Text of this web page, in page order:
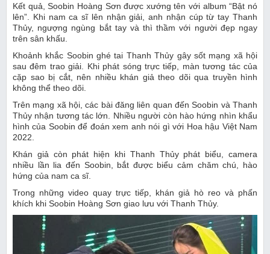
Kết quả, Soobin Hoàng Sơn được xướng tên với album “Bật nó
lên”. Khi nam ca sĩ lên nhận giải, anh nhận cúp từ tay Thanh
Thủy, ngượng ngùng bắt tay và thì thầm với người đẹp ngay
trên sân khấu.
Khoảnh khắc Soobin ghé tai Thanh Thủy gây sốt mạng xã hội
sau đêm trao giải. Khi phát sóng trực tiếp, màn tương tác của
cặp sao bị cắt, nên nhiều khán giả theo dõi qua truyền hình
không thể theo dõi.
Trên mạng xã hội, các bài đăng liên quan đến Soobin và Thanh
Thủy nhận tương tác lớn. Nhiều người còn hào hứng nhìn khẩu
hình của Soobin để đoán xem anh nói gì với Hoa hậu Việt Nam
2022.
Khán giả còn phát hiện khi Thanh Thủy phát biểu, camera
nhiều lần lia đến Soobin, bắt được biểu cảm chăm chú, hào
hứng của nam ca sĩ.
Trong những video quay trực tiếp, khán giả hò reo và phấn
khích khi Soobin Hoàng Sơn giao lưu với Thanh Thủy.